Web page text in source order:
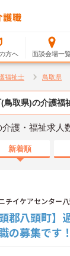
方へ 面談会場一
福祉士 鳥取県
鳥取県)の介護福
介護・福祉求人
新着順
チイケアセンター
頭郡八頭町
の募集です